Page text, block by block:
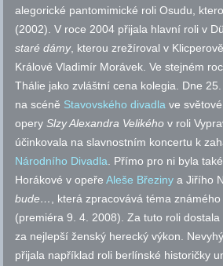
alegorické pantomimické roli Osudu,
(2002). V roce 2004 přijala hlavní roli v
staré dámy, kterou zrežíroval v
Králové Vladimír Morávek. Ve stejném
Thálie jako zvláštní cena kolegia. Dne
na scéně Stavovského divadla ve
operySlzy Alexandra Velikého v roli
účinkovala na slavnostním koncertu k
Národního Divadla. Přímo pro ni byla
Horákové v opeřeAleše Březiny a Jiřího
bude…, která zpracovává téma
(premiéra 9. 4. 2008). Za tuto roli
za nejlepší ženský herecký výkon.
přijala například roli berlínské historičky